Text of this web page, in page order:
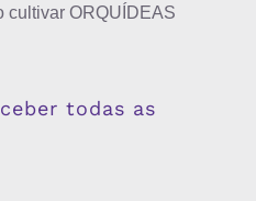
cultivar ORQUÍDEAS
todas as